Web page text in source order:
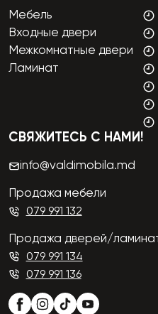
Мебель
Входные двери
Межкомнатные двери
Ламинат
СВЯЖИТЕСЬ С НАМИ!
info@valdimobila.md
Продажа мебели
079 991 132
Продажа дверей/
079 991 134
079 991 136